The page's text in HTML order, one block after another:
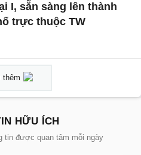
I, sẵn sàng lên thành
trực thuộc TW
thêm
HỮU ÍCH
tin được quan tâm mỗi ngày